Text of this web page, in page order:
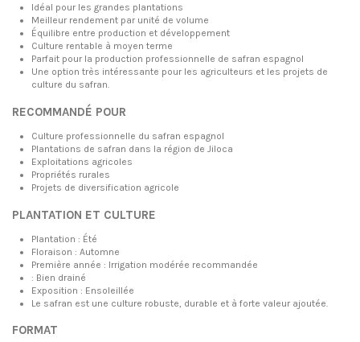
Idéal pour les grandes plantations
Meilleur rendement par unité de volume
Équilibre entre production et développement
Culture rentable à moyen terme
Parfait pour la production professionnelle de safran espagnol
Une option très intéressante pour les agriculteurs et les projets de
culture du safran.
RECOMMANDÉ POUR
Culture professionnelle du safran espagnol
Plantations de safran dans la région de Jiloca
Exploitations agricoles
Propriétés rurales
Projets de diversification agricole
PLANTATION ET CULTURE
Plantation : Été
Floraison : Automne
Première année : Irrigation modérée recommandée
: Bien drainé
Exposition : Ensoleillée
Le safran est une culture robuste, durable et à forte valeur ajoutée.
FORMAT